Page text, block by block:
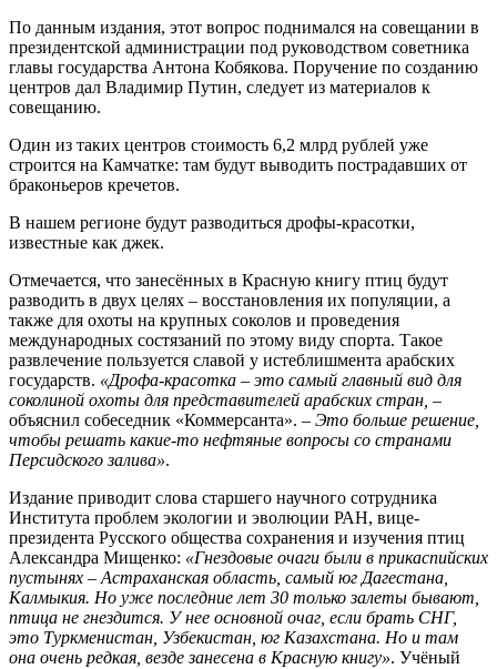
По данным издания, этот вопрос поднимался на совещании в
президентской администрации под руководством советника
главы государства Антона Кобякова. Поручение по созданию
центров дал Владимир Путин, следует из материалов к
совещанию.
Один из таких центров стоимость 6,2 млрд рублей уже
строится на Камчатке: там будут выводить пострадавших от
браконьеров кречетов.
В нашем регионе будут разводиться дрофы-красотки,
известные как джек.
Отмечается, что занесённых в Красную книгу птиц будут
разводить в двух целях – восстановления их популяции, а
также для охоты на крупных соколов и проведения
международных состязаний по этому виду спорта. Такое
развлечение пользуется славой у истеблишмента арабских
государств. «Дрофа-красотка – это самый главный вид для
соколиной охоты для представителей арабских стран, –
объяснил собеседник «Коммерсанта». – Это больше решение,
чтобы решать какие-то нефтяные вопросы со странами
Персидского залива».
Издание приводит слова старшего научного сотрудника
Института проблем экологии и эволюции РАН, вице-
президента Русского общества сохранения и изучения птиц
Александра Мищенко: «Гнездовые очаги были в прикаспийских
пустынях – Астраханская область, самый юг Дагестана,
Калмыкия. Но уже последние лет 30 только залеты бывают,
птица не гнездится. У нее основной очаг, если брать СНГ,
это Туркменистан, Узбекистан, юг Казахстана. Но и там
она очень редкая, везде занесена в Красную книгу». Учёный